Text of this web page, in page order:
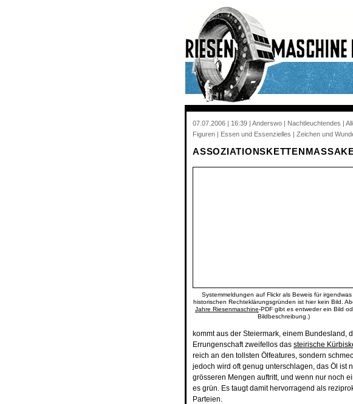
07.07.2006 | 16:39 | Anderswo | Nachtleuchtendes |
Figuren | Essen und Essenzielles | Zeichen und
Systemmeldungen auf Flickr als Beweis für irgendwas
historischen Rechteklärungsgründen ist hier kein Bild.
Jahre Riesenmaschine-PDF gibt es entweder ein Bild
Bildbeschreibung.)
kommt aus der Steiermark, einem Bundesland,
Errungenschaft zweifellos das steirische
reich an den tollsten Ölfeatures, sondern
jedoch wird oft genug unterschlagen, das Öl ist
grösseren Mengen auftritt, und wenn nur noch
es grün. Es taugt damit hervorragend als
Parteien.